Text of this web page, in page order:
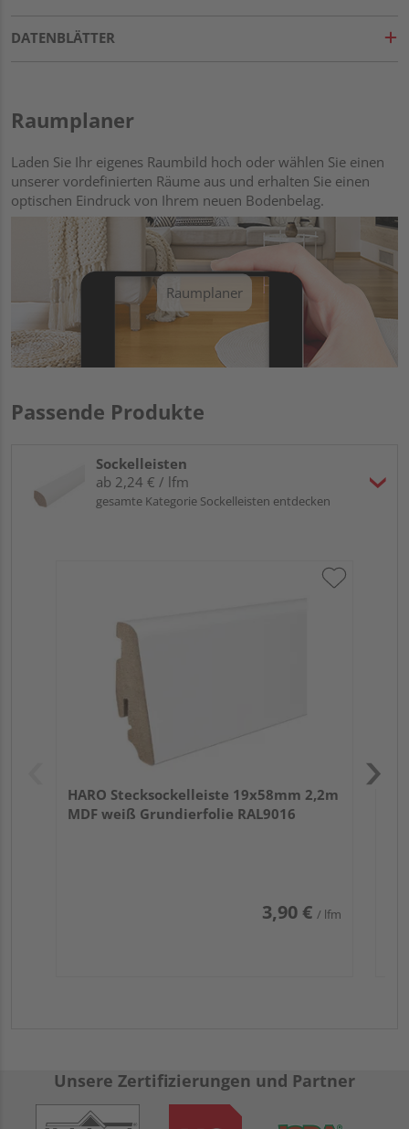
DATENBLÄTTER
Raumplaner
Laden Sie Ihr eigenes Raumbild hoch oder wählen Sie einen
unserer vordefinierten Räume aus und erhalten Sie einen
optischen Eindruck von Ihrem neuen Bodenbelag.
Raumplaner
Passende Produkte
Sockelleisten
ab 2,24 € / lfm
gesamte Kategorie Sockelleisten entdecken
HARO Stecksockelleiste 19x58mm 2,2m
MDF weiß Grundierfolie RAL9016
3,90 € / lfm
Unsere Zertifizierungen und Partner